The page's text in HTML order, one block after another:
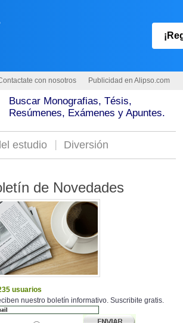
con nosotros Publicidad en Alipso.com
Buscar Monografias, Tésis,
Resúmenes, Exámenes y Apuntes.
estudio Diversión
de Novedades
usuarios
nuestro boletín informativo. Suscribite gratis.